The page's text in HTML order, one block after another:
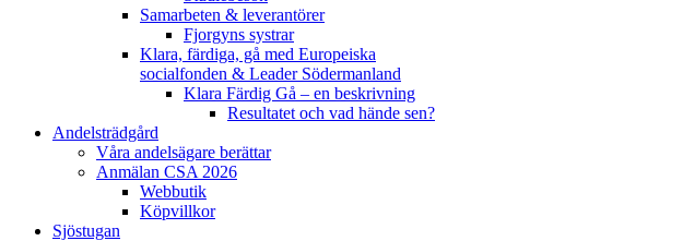
Samarbeten & leverantörer
Fjorgyns systrar
Klara, färdiga, gå med Europeiska
socialfonden & Leader Södermanland
Klara Färdig Gå – en beskrivning
Resultatet och vad hände sen?
Andelsträdgård
Våra andelsägare berättar
Anmälan CSA 2026
Webbutik
Köpvillkor
Sjöstugan